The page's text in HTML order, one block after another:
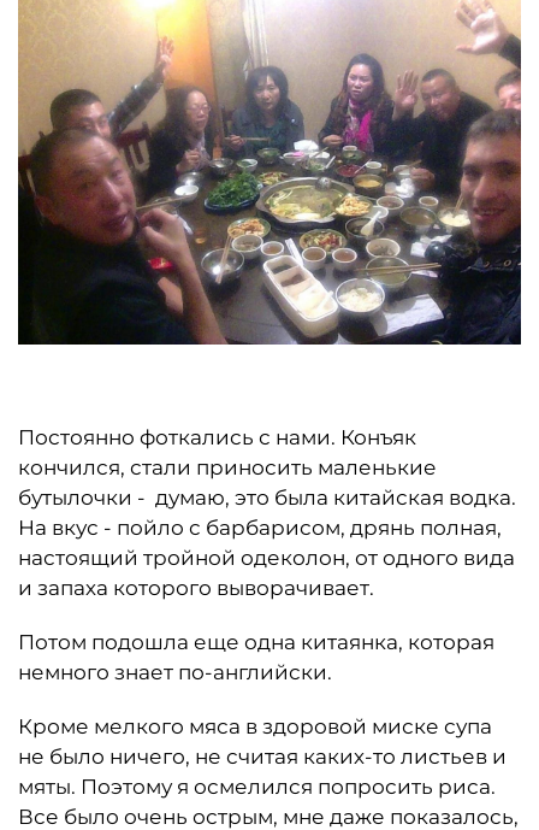
Постоянно фоткались с нами. Конъяк
кончился, стали приносить маленькие
бутылочки - думаю, это была китайская водка.
На вкус - пойло с барбарисом, дрянь полная,
настоящий тройной одеколон, от одного вида
и запаха которого выворачивает.
Потом подошла еще одна китаянка, которая
немного знает по-английски.
Кроме мелкого мяса в здоровой миске супа
не было ничего, не считая каких-то листьев и
мяты. Поэтому я осмелился попросить риса.
Все было очень острым, мне даже показалось,